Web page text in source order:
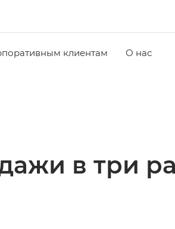
клиентам О нас
в три